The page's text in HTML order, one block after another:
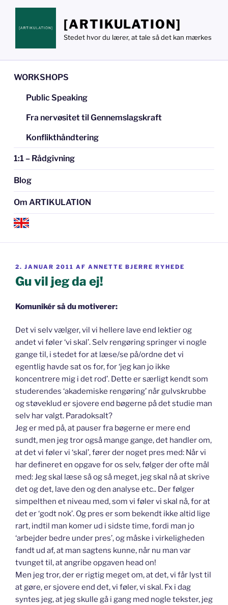
Videre
indhold
[ARTIKULATION]
Stedet hvor du lærer, at tale så det kan mærkes
WORKSHOPS
Public Speaking
Fra nervøsitet til Gennemslagskraft
Konflikthåndtering
1:1 – Rådgivning
Blog
Om ARTIKULATION
UDGIVET
DEN
2. JANUAR 2011 AF ANNETTE BJERRE RYHEDE
Gu vil jeg da ej!
Komunikér så du motiverer:
Det vi selv vælger, vil vi hellere lave end lektier og
andet vi føler ‘vi skal’. Selv rengøring springer vi nogle
gange til, i stedet for at læse/se på/ordne det vi
egentlig havde sat os for, for ‘jeg kan jo ikke
koncentrere mig i det rod’. Dette er særligt kendt som
studerendes ‘akademiske rengøring’ når gulvskrubbe
og støveklud er sjovere end bøgerne på det studie man
selv har valgt. Paradoksalt?
Jeg er med på, at pauser fra bøgerne er mere end
sundt, men jeg tror også mange gange, det handler om,
at det vi føler vi ‘skal’, fører der noget pres med: Når vi
har defineret en opgave for os selv, følger der ofte mål
med: Jeg skal læse så og så meget, jeg skal nå at skrive
det og det, lave den og den analyse etc.. Der følger
simpelthen et niveau med, som vi føler vi skal nå, for at
det er ‘godt nok’. Og pres er som bekendt ikke altid lige
rart, indtil man komer ud i sidste time, fordi man jo
‘arbejder bedre under pres’, og måske i virkeligheden
fandt ud af, at man sagtens kunne, når nu man var
tvunget til, at angribe opgaven head on!
Men jeg tror, der er rigtig meget om, at det, vi får lyst til
at gøre, er sjovere end det, vi føler, vi skal. Fx i dag
syntes jeg, at jeg skulle gå i gang med nogle tekster, jeg